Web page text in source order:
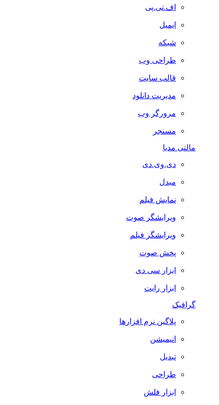
اف.تی.پی
ایمیل
شبکه
طراحی وب
قالب سایت
مدیریت دانلود
مرورگر وب
مسنجر
مالتی مدیا
دی.وی.دی
مبدل
نمایش فیلم
ویرایشگر صوت
ویرایشگر فیلم
پخش صوت
ابزار سی دی
ابزار رایت
گرافیک
پلاگین نرم افزارها
انیمیشن
تبدیل
طراحی
ابزار فلش